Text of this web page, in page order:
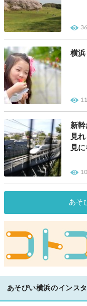
横
新
見
見
あそ
あそびい横浜のインス